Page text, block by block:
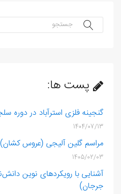
جستجو...
پست ها:
گنجینه فلزی استرآباد در دوره
1404/07/13
مراسم گلین ‌آلیجی (عروس‌ کشان)
1405/02/03
آشنایی با رویکردهای نوین
جرجان)